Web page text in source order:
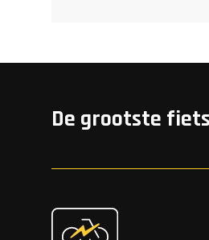
De grootste